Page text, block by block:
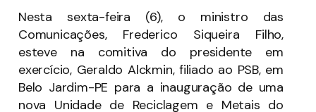
Nesta sexta-feira (6), o ministro das
Comunicações, Frederico Siqueira Filho,
esteve na comitiva do presidente em
exercício, Geraldo Alckmin, filiado ao PSB, em
Belo Jardim-PE para a inauguração de uma
nova Unidade de Reciclagem e Metais do